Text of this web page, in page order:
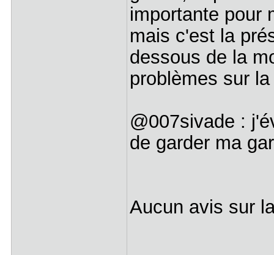
importante pour
mais c'est la
dessous de la
problèmes sur
@007sivade :
de garder ma
Aucun avis sur